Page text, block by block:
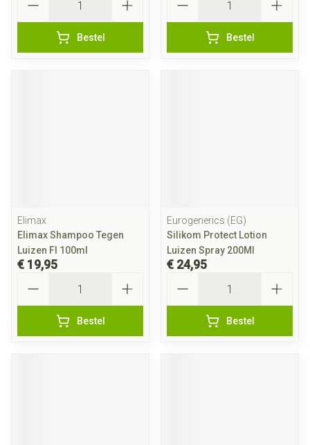
Bestel Bestel
Elimax
Elimax Shampoo Tegen
Luizen Fl 100ml
€ 19,95
Bestel
Eurogenerics (EG)
Silikom Protect Lotion
Luizen Spray 200Ml
€ 24,95
Bestel